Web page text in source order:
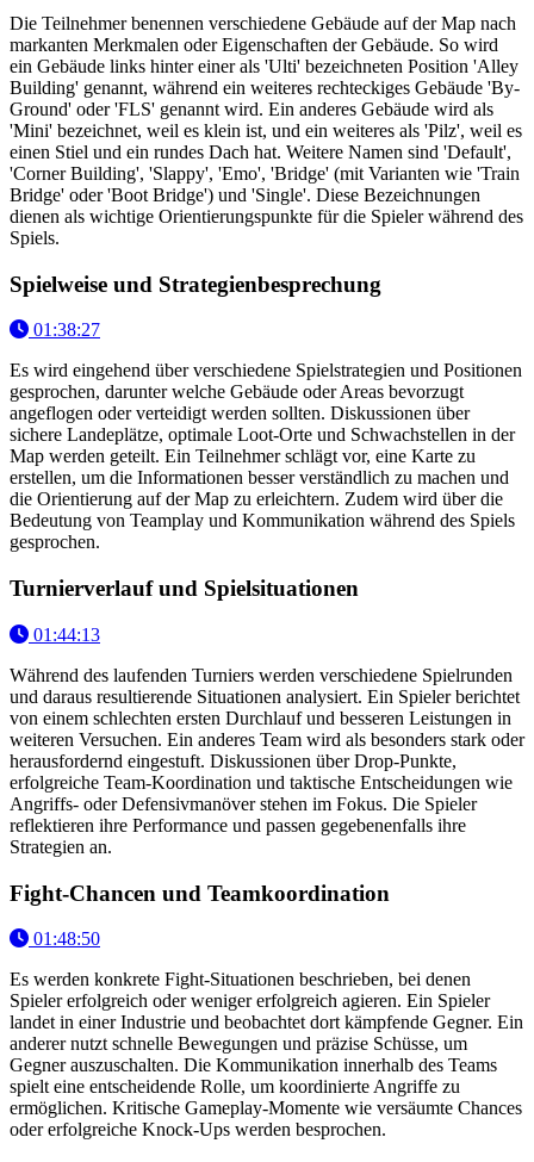
Die Teilnehmer benennen verschiedene Gebäude auf der Map nach
markanten Merkmalen oder Eigenschaften der Gebäude. So wird
ein Gebäude links hinter einer als 'Ulti' bezeichneten Position 'Alley
Building' genannt, während ein weiteres rechteckiges Gebäude 'By-
Ground' oder 'FLS' genannt wird. Ein anderes Gebäude wird als
'Mini' bezeichnet, weil es klein ist, und ein weiteres als 'Pilz', weil es
einen Stiel und ein rundes Dach hat. Weitere Namen sind 'Default',
'Corner Building', 'Slappy', 'Emo', 'Bridge' (mit Varianten wie 'Train
Bridge' oder 'Boot Bridge') und 'Single'. Diese Bezeichnungen
dienen als wichtige Orientierungspunkte für die Spieler während des
Spiels.
Spielweise und Strategienbesprechung
01:38:27
Es wird eingehend über verschiedene Spielstrategien und Positionen
gesprochen, darunter welche Gebäude oder Areas bevorzugt
angeflogen oder verteidigt werden sollten. Diskussionen über
sichere Landeplätze, optimale Loot-Orte und Schwachstellen in der
Map werden geteilt. Ein Teilnehmer schlägt vor, eine Karte zu
erstellen, um die Informationen besser verständlich zu machen und
die Orientierung auf der Map zu erleichtern. Zudem wird über die
Bedeutung von Teamplay und Kommunikation während des Spiels
gesprochen.
Turnierverlauf und Spielsituationen
01:44:13
Während des laufenden Turniers werden verschiedene Spielrunden
und daraus resultierende Situationen analysiert. Ein Spieler berichtet
von einem schlechten ersten Durchlauf und besseren Leistungen in
weiteren Versuchen. Ein anderes Team wird als besonders stark oder
herausfordernd eingestuft. Diskussionen über Drop-Punkte,
erfolgreiche Team-Koordination und taktische Entscheidungen wie
Angriffs- oder Defensivmanöver stehen im Fokus. Die Spieler
reflektieren ihre Performance und passen gegebenenfalls ihre
Strategien an.
Fight-Chancen und Teamkoordination
01:48:50
Es werden konkrete Fight-Situationen beschrieben, bei denen
Spieler erfolgreich oder weniger erfolgreich agieren. Ein Spieler
landet in einer Industrie und beobachtet dort kämpfende Gegner. Ein
anderer nutzt schnelle Bewegungen und präzise Schüsse, um
Gegner auszuschalten. Die Kommunikation innerhalb des Teams
spielt eine entscheidende Rolle, um koordinierte Angriffe zu
ermöglichen. Kritische Gameplay-Momente wie versäumte Chances
oder erfolgreiche Knock-Ups werden besprochen.